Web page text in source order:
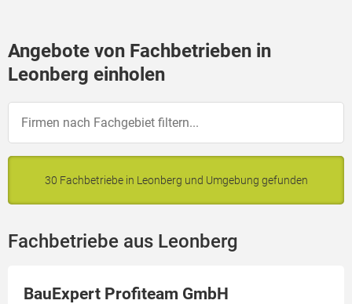
Angebote von Fachbetrieben in
Leonberg einholen
30 Fachbetriebe in Leonberg und Umgebung gefunden
Fachbetriebe aus Leonberg
BauExpert Profiteam GmbH